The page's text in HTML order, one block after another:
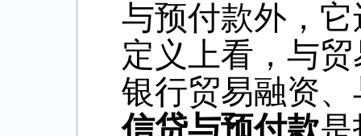
与预付款外，
定义上看，与
银行贸易融资